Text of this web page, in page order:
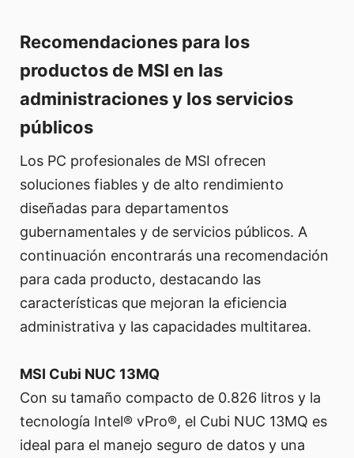
Recomendaciones para los
productos de MSI en las
administraciones y los servicios
públicos
Los PC profesionales de MSI ofrecen
soluciones fiables y de alto rendimiento
diseñadas para departamentos
gubernamentales y de servicios públicos. A
continuación encontrarás una recomendación
para cada producto, destacando las
características que mejoran la eficiencia
administrativa y las capacidades multitarea.
MSI Cubi NUC 13MQ
Con su tamaño compacto de 0.826 litros y la
tecnología Intel® vPro®, el Cubi NUC 13MQ es
ideal para el manejo seguro de datos y una